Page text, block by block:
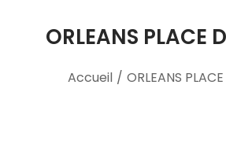
ORLEANS PLACE
Accueil / ORLEANS